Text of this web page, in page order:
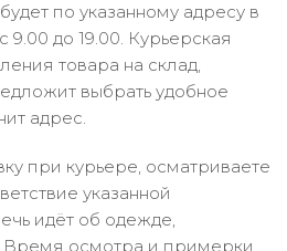
по указанному адресу в
9.00 до 19.00. Курьерская
товара на склад,
выбрать удобное
адрес.
при курьере, осматриваете
указанной
идёт об одежде,
Время осмотра и примерки